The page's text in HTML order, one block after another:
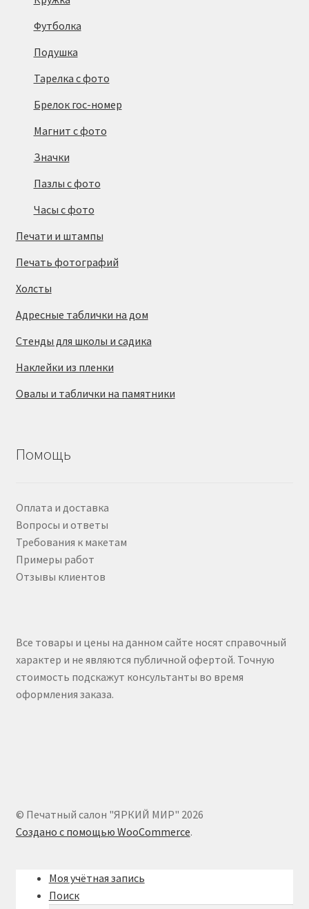
Футболка
Подушка
Тарелка с фото
Брелок гос-номер
Магнит с фото
Значки
Пазлы с фото
Часы с фото
Печати и штампы
Печать фотографий
Холсты
Адресные таблички на дом
Стенды для школы и садика
Наклейки из пленки
Овалы и таблички на памятники
Помощь
Оплата и доставка
Вопросы и ответы
Требования к макетам
Примеры работ
Отзывы клиентов
Все товары и цены на данном сайте носят справочный
характер и не являются публичной офертой. Точную
стоимость подскажут консультанты во время
оформления заказа.
© Печатный салон "ЯРКИЙ МИР" 2026
Создано с помощью WooCommerce.
Моя учётная запись
Поиск